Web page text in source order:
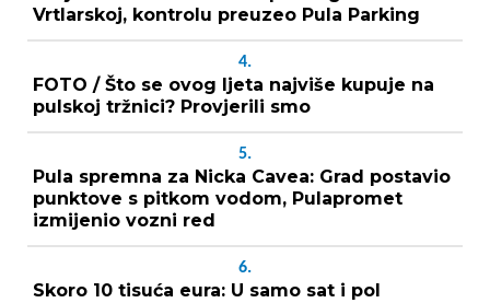
Vrtlarskoj, kontrolu preuzeo Pula Parking
4.
FOTO / Što se ovog ljeta najviše kupuje na
pulskoj tržnici? Provjerili smo
5.
Pula spremna za Nicka Cavea: Grad postavio
punktove s pitkom vodom, Pulapromet
izmijenio vozni red
6.
Skoro 10 tisuća eura: U samo sat i pol